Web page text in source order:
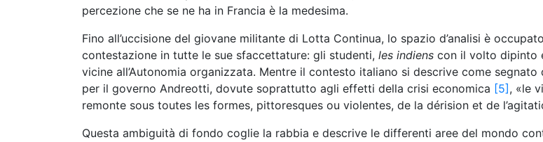
percezione che se ne ha in Francia è la medesima.
Fino all’uccisione del giovane militante di Lotta Continua, lo spazio d’analisi è
contestazione in tutte le sue sfaccettature: gli studenti, les indiens con il volto dipinto
vicine all’Autonomia organizzata. Mentre il contesto italiano si descrive come
per il governo Andreotti, dovute soprattutto agli effetti della crisi economica [5] , «le
remonte sous toutes les formes, pittoresques ou violentes, de la dérision et de
Questa ambiguità di fondo coglie la rabbia e descrive le differenti aree del mondo